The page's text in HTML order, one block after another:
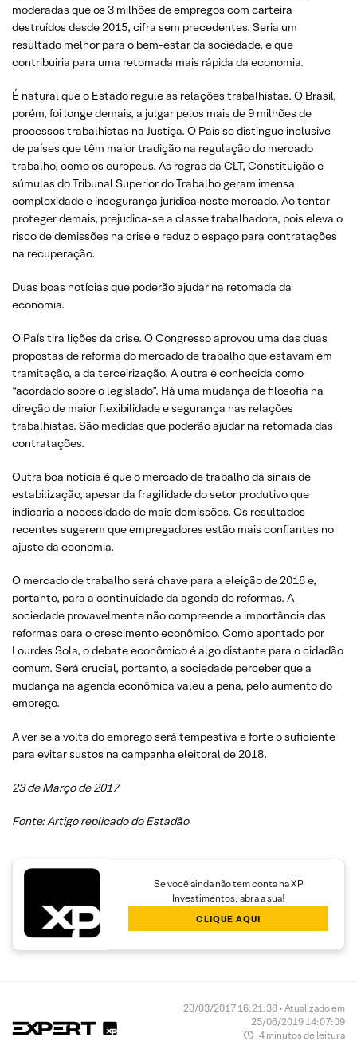
moderadas que os 3 milhões de empregos com carteira
destruídos desde 2015, cifra sem precedentes. Seria um
resultado melhor para o bem-estar da sociedade, e que
contribuiria para uma retomada mais rápida da economia.
É natural que o Estado regule as relações trabalhistas. O Brasil,
porém, foi longe demais, a julgar pelos mais de 9 milhões de
processos trabalhistas na Justiça. O País se distingue inclusive
de países que têm maior tradição na regulação do mercado
trabalho, como os europeus. As regras da CLT, Constituição e
súmulas do Tribunal Superior do Trabalho geram imensa
complexidade e insegurança jurídica neste mercado. Ao tentar
proteger demais, prejudica-se a classe trabalhadora, pois eleva o
risco de demissões na crise e reduz o espaço para contratações
na recuperação.
Duas boas notícias que poderão ajudar na retomada da
economia.
O País tira lições da crise. O Congresso aprovou uma das duas
propostas de reforma do mercado de trabalho que estavam em
tramitação, a da terceirização. A outra é conhecida como
“acordado sobre o legislado”. Há uma mudança de filosofia na
direção de maior flexibilidade e segurança nas relações
trabalhistas. São medidas que poderão ajudar na retomada das
contratações.
Outra boa notícia é que o mercado de trabalho dá sinais de
estabilização, apesar da fragilidade do setor produtivo que
indicaria a necessidade de mais demissões. Os resultados
recentes sugerem que empregadores estão mais confiantes no
ajuste da economia.
O mercado de trabalho será chave para a eleição de 2018 e,
portanto, para a continuidade da agenda de reformas. A
sociedade provavelmente não compreende a importância das
reformas para o crescimento econômico. Como apontado por
Lourdes Sola, o debate econômico é algo distante para o cidadão
comum. Será crucial, portanto, a sociedade perceber que a
mudança na agenda econômica valeu a pena, pelo aumento do
emprego.
A ver se a volta do emprego será tempestiva e forte o suficiente
para evitar sustos na campanha eleitoral de 2018.
23 de Março de 2017
Fonte: Artigo replicado do Estadão
Se você ainda não tem conta na XP
Investimentos, abra a sua!
CLIQUE AQUI
23/03/2017 16:21:38 • Atualizado em
25/06/2019 14:07:09
4 minutos de leitura